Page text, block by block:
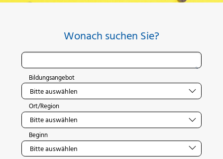
Wonach suchen Sie?
Bildungsangebot
Ort/Region
Beginn